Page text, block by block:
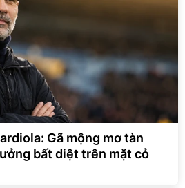
Gã mộng mơ tàn
bất diệt trên mặt cỏ